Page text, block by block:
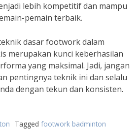
lebih kompetitif dan mampu
pemain terbaik.
dasar footwork dalam
merupakan kunci keberhasilan
yang maksimal. Jadi, jangan
pentingnya teknik ini dan selalu
dengan tekun dan konsisten.
Tagged footwork badminton